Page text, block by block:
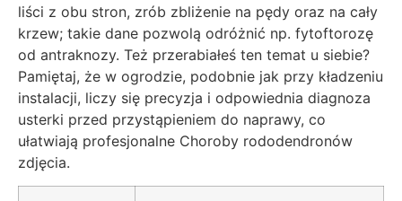
liści z obu stron, zrób zbliżenie na pędy oraz na cały
krzew; takie dane pozwolą odróżnić np. fytoftorozę
od antraknozy. Też przerabiałeś ten temat u siebie?
Pamiętaj, że w ogrodzie, podobnie jak przy kładzeniu
instalacji, liczy się precyzja i odpowiednia diagnoza
usterki przed przystąpieniem do naprawy, co
ułatwiają profesjonalne Choroby rododendronów
zdjęcia.